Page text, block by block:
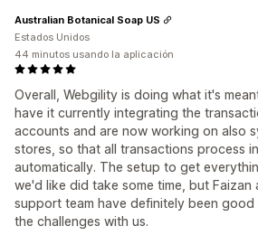
Overall, Webgility is doing what it's
have it currently integrating the
accounts and are now working on also
stores, so that all transactions process
automatically. The setup to get
we'd like did take some time, but Faizan
support team have definitely been
the challenges with us.
Australian Botanical Soap US
Estados Unidos
44 minutos usando la aplicación